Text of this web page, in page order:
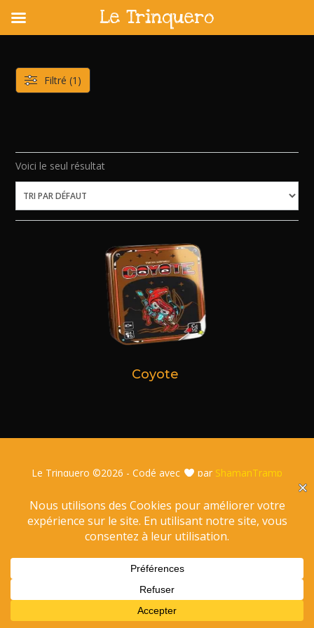
content
Voici le seul résultat
Coyote
Filtré (1)
Le Trinquero ©2026 - Codé avec par ShamanTramp
Le Trinquero